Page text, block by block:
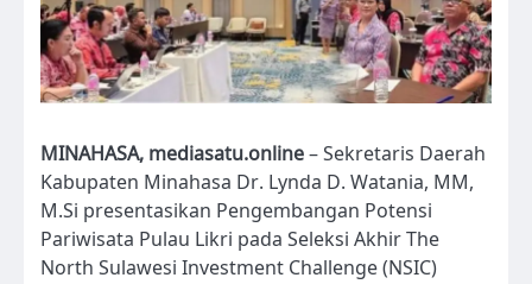
MINAHASA, mediasatu.online– Sekretaris Daerah
Kabupaten Minahasa Dr. Lynda D. Watania, MM,
M.Si presentasikan Pengembangan Potensi
Pariwisata Pulau Likri pada Seleksi Akhir The
North Sulawesi Investment Challenge (NSIC)